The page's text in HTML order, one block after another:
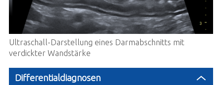
Ultraschall-Darstellung eines Darmabschnitts mit
verdickter Wandstärke
Differentialdiagnosen